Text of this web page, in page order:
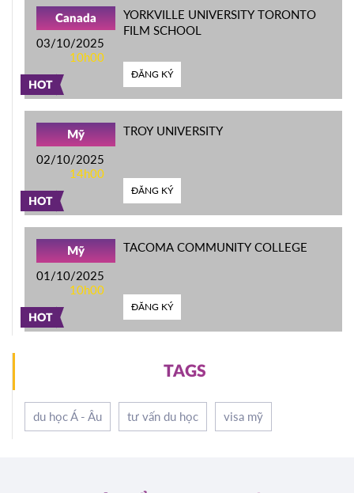
HOT
Canada
03/10/2025
10h00
YORKVILLE UNIVERSITY TORONTO
FILM SCHOOL
ĐĂNG KÝ
HOT
Mỹ
02/10/2025
14h00
TROY UNIVERSITY
ĐĂNG KÝ
HOT
Mỹ
01/10/2025
10h00
TACOMA COMMUNITY COLLEGE
ĐĂNG KÝ
TAGS
du học Á - Âu tư vấn du học visa mỹ